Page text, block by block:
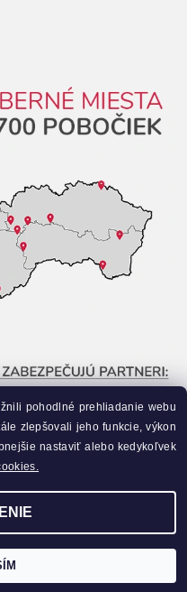
pohodlné prehliadanie webu
zlepšovali jeho funkcie, výkon
nastaviť alebo kedykoľvek